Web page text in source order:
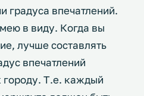
градуса впечатлений.
в виду. Когда вы
лучше составлять
впечатлений
городу. Т.е. каждый